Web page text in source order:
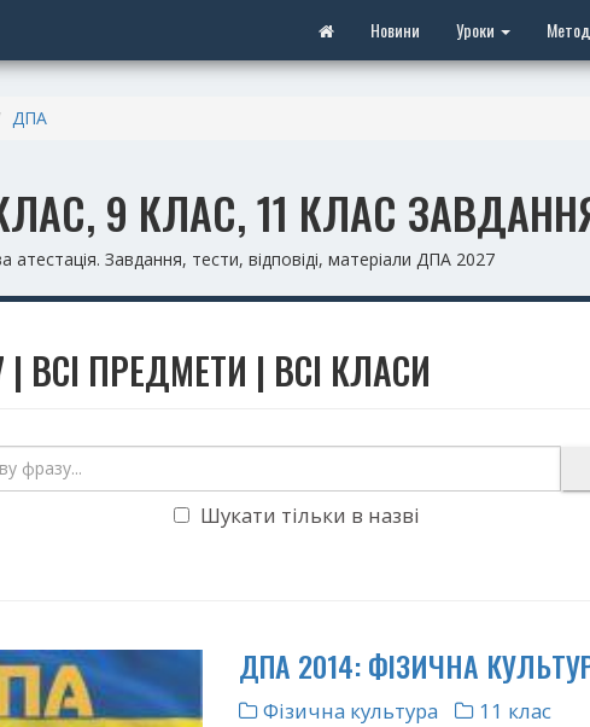
Новини Уроки
ДПА
9 КЛАС, 11 КЛАС
Завдання, тести, відповіді, матеріали ДПА 2027
ВСІ ПРЕДМЕТИ | ВСІ КЛАСИ
Шукати тільки в назві
ДПА 2014: ФІЗИЧНА
Фізична культура
11 клас